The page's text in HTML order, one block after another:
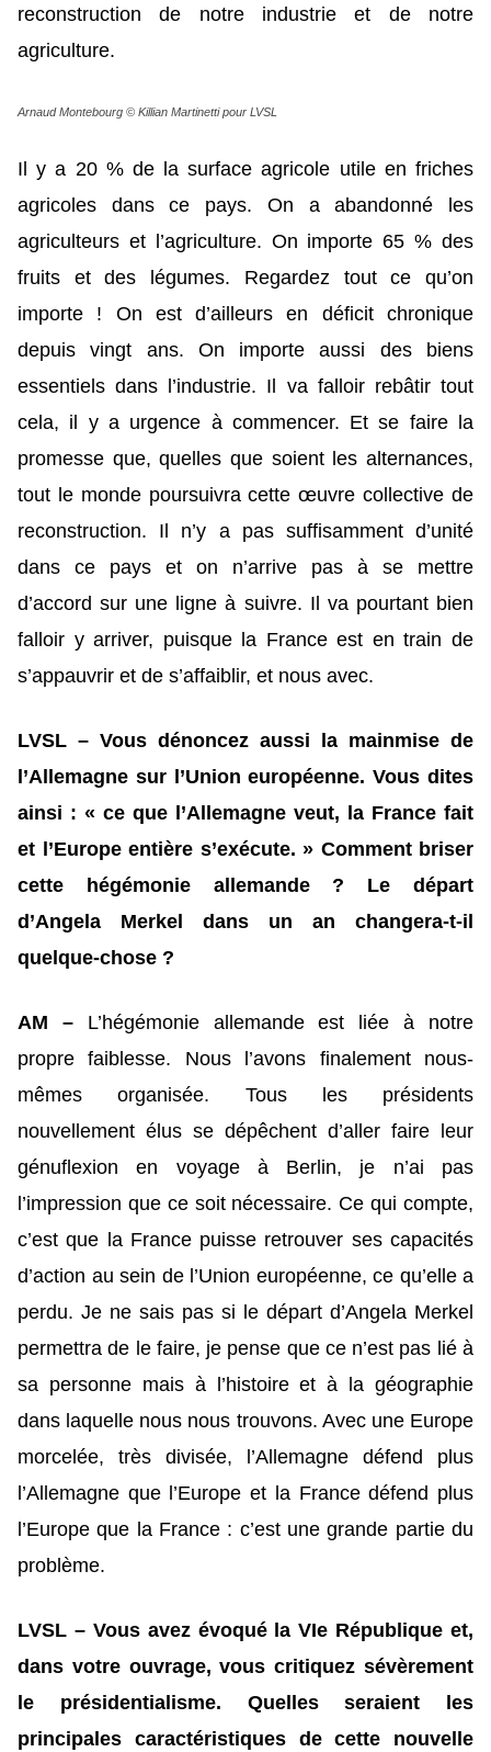
reconstruction de notre industrie et de notre
agriculture.
Arnaud Montebourg © Killian Martinetti pour LVSL
Il y a 20 % de la surface agricole utile en friches
agricoles dans ce pays. On a abandonné les
agriculteurs et l’agriculture. On importe 65 % des
fruits et des légumes. Regardez tout ce qu’on
importe ! On est d’ailleurs en déficit chronique
depuis vingt ans. On importe aussi des biens
essentiels dans l’industrie. Il va falloir rebâtir tout
cela, il y a urgence à commencer. Et se faire la
promesse que, quelles que soient les alternances,
tout le monde poursuivra cette œuvre collective de
reconstruction. Il n’y a pas suffisamment d’unité
dans ce pays et on n’arrive pas à se mettre
d’accord sur une ligne à suivre. Il va pourtant bien
falloir y arriver, puisque la France est en train de
s’appauvrir et de s’affaiblir, et nous avec.
LVSL – Vous dénoncez aussi la mainmise de
l’Allemagne sur l’Union européenne. Vous dites
ainsi : « ce que l’Allemagne veut, la France fait
et l’Europe entière s’exécute. » Comment briser
cette hégémonie allemande ? Le départ
d’Angela Merkel dans un an changera-t-il
quelque-chose ?
AM – L’hégémonie allemande est liée à notre
propre faiblesse. Nous l’avons finalement nous-
mêmes organisée. Tous les présidents
nouvellement élus se dépêchent d’aller faire leur
génuflexion en voyage à Berlin, je n’ai pas
l’impression que ce soit nécessaire. Ce qui compte,
c’est que la France puisse retrouver ses capacités
d’action au sein de l’Union européenne, ce qu’elle a
perdu. Je ne sais pas si le départ d’Angela Merkel
permettra de le faire, je pense que ce n’est pas lié à
sa personne mais à l’histoire et à la géographie
dans laquelle nous nous trouvons. Avec une Europe
morcelée, très divisée, l’Allemagne défend plus
l’Allemagne que l’Europe et la France défend plus
l’Europe que la France : c’est une grande partie du
problème.
LVSL – Vous avez évoqué la VIe République et,
dans votre ouvrage, vous critiquez sévèrement
le présidentialisme. Quelles seraient les
principales caractéristiques de cette nouvelle